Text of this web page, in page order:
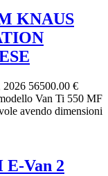
KNAUS
2026 56500.00 €
Van Ti 550 MF
avendo dimensioni
Van 2